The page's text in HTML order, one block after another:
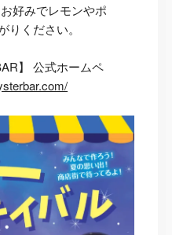
好みでレモンやポ
りください。
】 公式ホームペ